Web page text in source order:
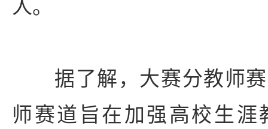
人。
据了解，大赛分教师赛
师赛道旨在加强高校生涯